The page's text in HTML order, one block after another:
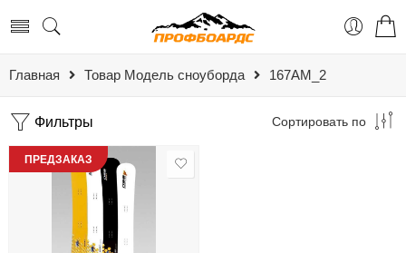
Главная Товар Модель сноуборда 167AM_2
Фильтры Сортировать по
ПРЕДЗАКАЗ